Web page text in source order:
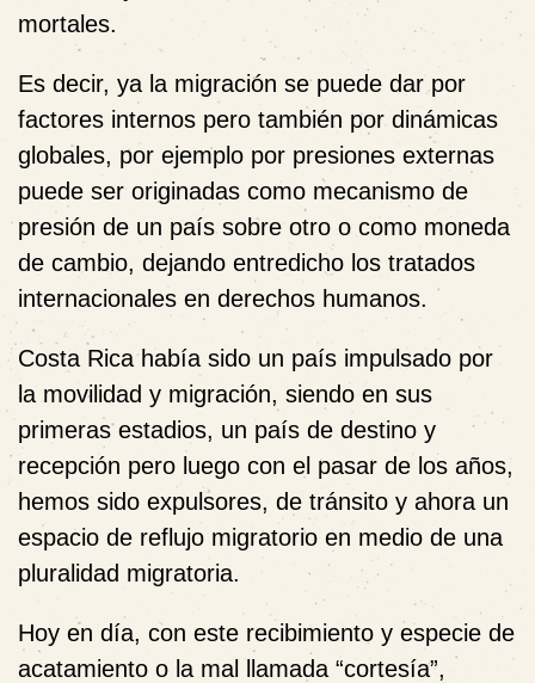
mortales.
Es decir, ya la migración se puede dar por
factores internos pero también por dinámicas
globales, por ejemplo por presiones externas
puede ser originadas como mecanismo de
presión de un país sobre otro o como moneda
de cambio, dejando entredicho los tratados
internacionales en derechos humanos.
Costa Rica había sido un país impulsado por
la movilidad y migración, siendo en sus
primeras estadios, un país de destino y
recepción pero luego con el pasar de los años,
hemos sido expulsores, de tránsito y ahora un
espacio de reflujo migratorio en medio de una
pluralidad migratoria.
Hoy en día, con este recibimiento y especie de
acatamiento o la mal llamada “cortesía”,